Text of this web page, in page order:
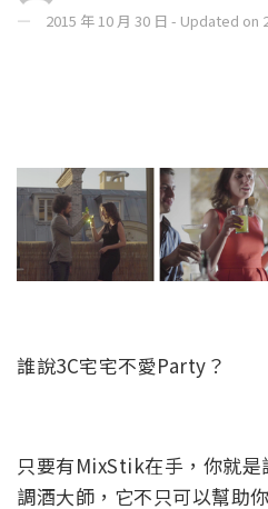
2015 年 10 月 30 日 - Updated on
誰說3C宅宅不愛Party？
只要有MixStik在手，你就
調酒大師，它不只可以幫助